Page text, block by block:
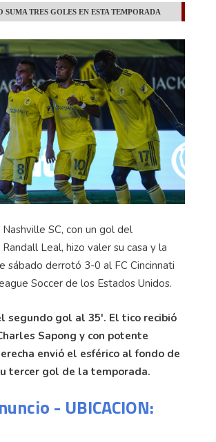
SUMA TRES GOLES EN ESTA TEMPORADA
SC, con un gol del
Leal, hizo valer su casa y la
sábado derrotó 3-0 al FC Cincinnati
Soccer de los Estados Unidos.
segundo gol al 35'. El tico recibió
Sapong y con potente
envió el esférico al fondo de
tercer gol de la temporada.
- UBICACION: